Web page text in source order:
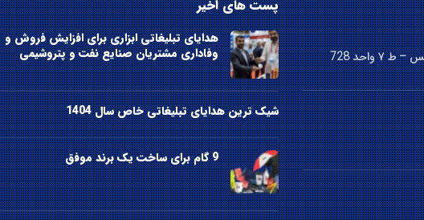
واحد 728
پست های اخیر
هدایای تبلیغاتی ابزاری برای افزایش فروش و
وفاداری مشتریان صنایع نفت و پتروشیمی
شیک ترین هدایای تبلیغاتی خاص سال 1404
9 گام برای ساخت یک برند موفق